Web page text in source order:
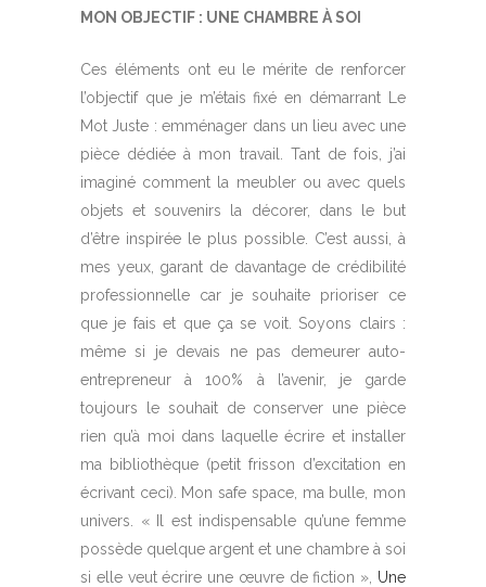
MON OBJECTIF : UNE CHAMBRE À SOI
Ces éléments ont eu le mérite de renforcer
l’objectif que je m’étais fixé en démarrant Le
Mot Juste : emménager dans un lieu avec une
pièce dédiée à mon travail. Tant de fois, j’ai
imaginé comment la meubler ou avec quels
objets et souvenirs la décorer, dans le but
d’être inspirée le plus possible. C’est aussi, à
mes yeux, garant de davantage de crédibilité
professionnelle car je souhaite prioriser ce
que je fais et que ça se voit. Soyons clairs :
même si je devais ne pas demeurer auto-
entrepreneur à 100% à l’avenir, je garde
toujours le souhait de conserver une pièce
rien qu’à moi dans laquelle écrire et installer
ma bibliothèque (petit frisson d’excitation en
écrivant ceci). Mon safe space, ma bulle, mon
univers. « Il est indispensable qu’une femme
possède quelque argent et une chambre à soi
si elle veut écrire une œuvre de fiction », Une